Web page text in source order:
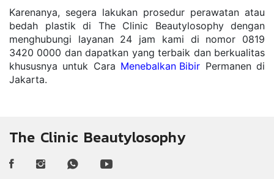
Karenanya, segera lakukan prosedur perawatan atau
bedah plastik di The Clinic Beautylosophy dengan
menghubungi layanan 24 jam kami di nomor 0819
3420 0000 dan dapatkan yang terbaik dan berkualitas
khususnya untuk Cara Menebalkan Bibir Permanen di
Jakarta.
The Clinic Beautylosophy